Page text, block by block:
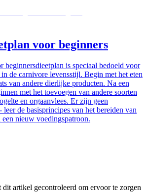
voor beginners
beginnersdieetplan is speciaal bedoeld voor
de carnivore levensstijl. Begin met het eten
van andere dierlijke producten. Na een
met het toevoegen van andere soorten
en orgaanvlees. Er zijn geen
de basisprincipes van het bereiden van
een nieuw voedingspatroon.
dit artikel gecontroleerd om ervoor te zorgen